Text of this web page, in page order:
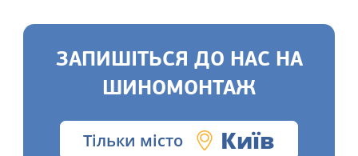
ЗАПИШІТЬСЯ ДО НАС НА
ШИНОМОНТАЖ
Тільки місто Київ